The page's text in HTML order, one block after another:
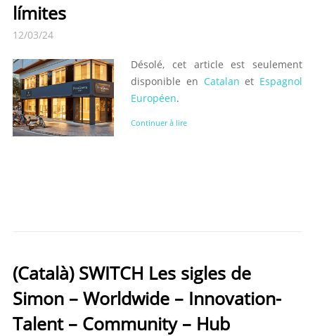
límites
12/03/24
Désolé, cet article est seulement
disponible en Catalan et Espagnol
Européen.
Continuer à lire
(Català) SWITCH Les sigles de
Simon – Worldwide – Innovation-
Talent – Community – Hub